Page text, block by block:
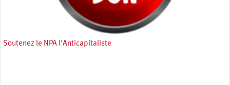
Soutenez le NPA l'Anticapitaliste